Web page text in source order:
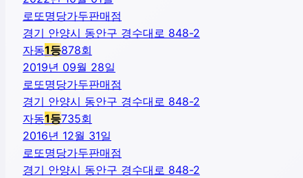
로또명당가두판매점
경기 안양시 동안구 경수대로 848-2
자동1등878회
2019년 09월 28일
로또명당가두판매점
경기 안양시 동안구 경수대로 848-2
자동1등735회
2016년 12월 31일
로또명당가두판매점
경기 안양시 동안구 경수대로 848-2